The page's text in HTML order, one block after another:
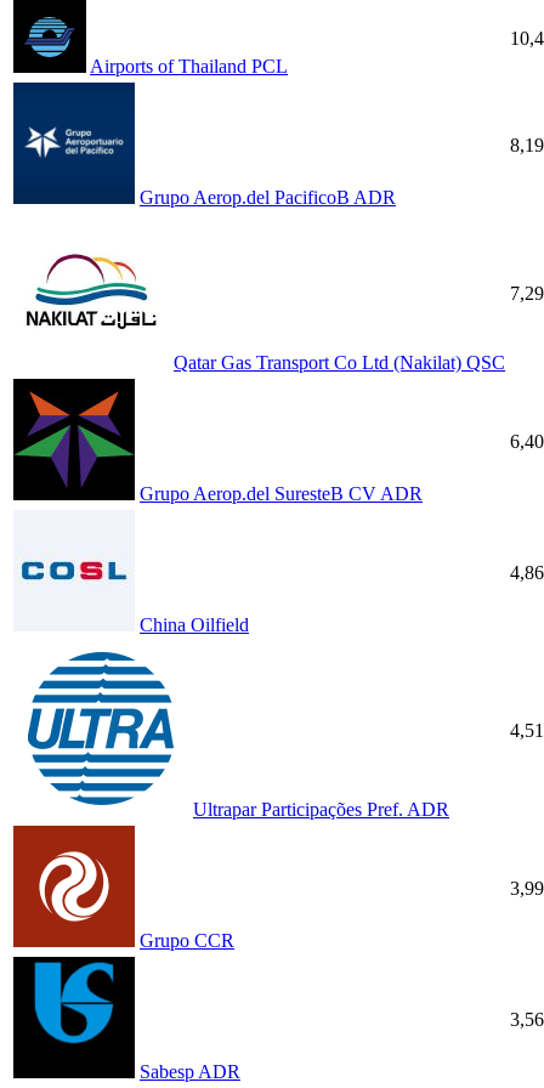
Airports of Thailand PCL
Grupo Aerop.del PacificoB ADR
Qatar Gas Transport Co Ltd (Nakilat) QSC
Grupo Aerop.del SuresteB CV ADR
China Oilfield
Ultrapar Participações Pref. ADR
Grupo CCR
Sabesp ADR